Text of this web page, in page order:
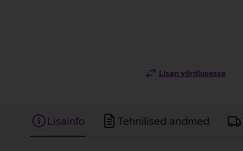
Lisan võrdlusesse
Lisainfo Tehnilised andmed